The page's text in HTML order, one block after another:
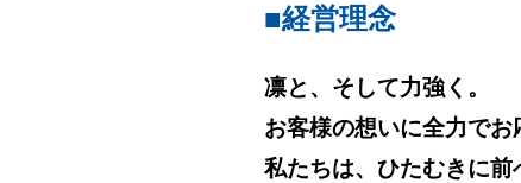
■経営理念
凛と、そして力強く。
お客様の想いに全力でお
私たちは、ひたむきに前